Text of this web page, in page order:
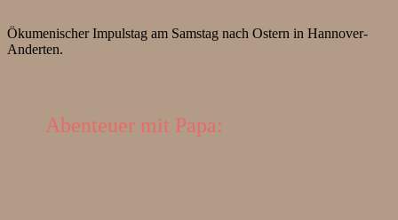
Ökumenischer Impulstag am Samstag nach Ostern in Hannover-
Anderten.
Abenteuer mit Papa: